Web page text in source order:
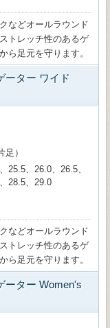
などオールラウンド
トレッチ性のあるゲ
ら足元を守ります。
ーター ワイド
）
25.5、26.0、26.5、
28.5、29.0
などオールラウンド
トレッチ性のあるゲ
ら足元を守ります。
ーター Women's